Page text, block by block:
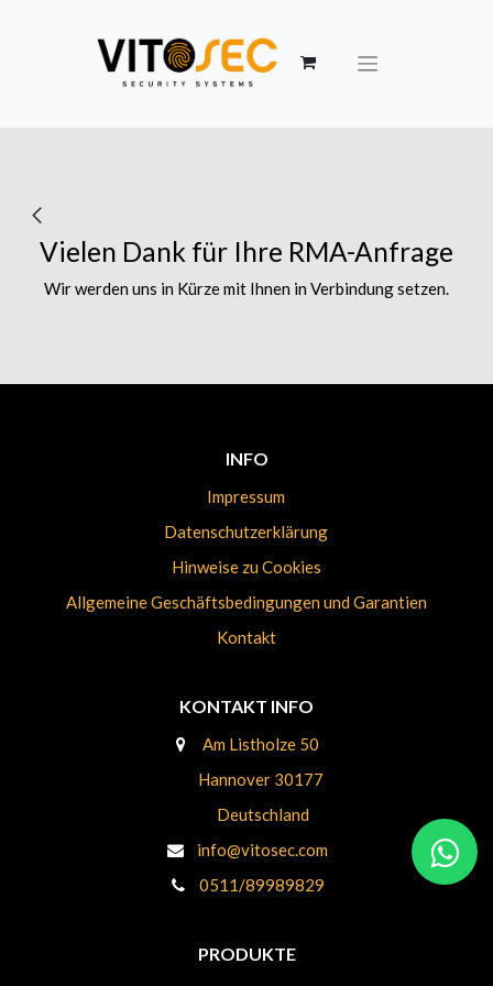
Vielen Dank für Ihre RMA-Anfrage
Wir werden uns in Kürze mit Ihnen in Verbindung setzen.
INFO
Impressum
Datenschutzerklärung
Hinweise zu Cookies
Allgemeine Geschäftsbedingungen und Garantien
Kontakt
KONTAKT INFO
Am Listholze 50
Hannover 301​77
Deutschland
info@vitosec.com
0511/89989829
PRODUKTE